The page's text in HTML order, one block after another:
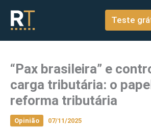
conteúdo
Teste
“Pax brasileira” e
carga tributária: o
reforma tributária
Opinião 07/11/2025